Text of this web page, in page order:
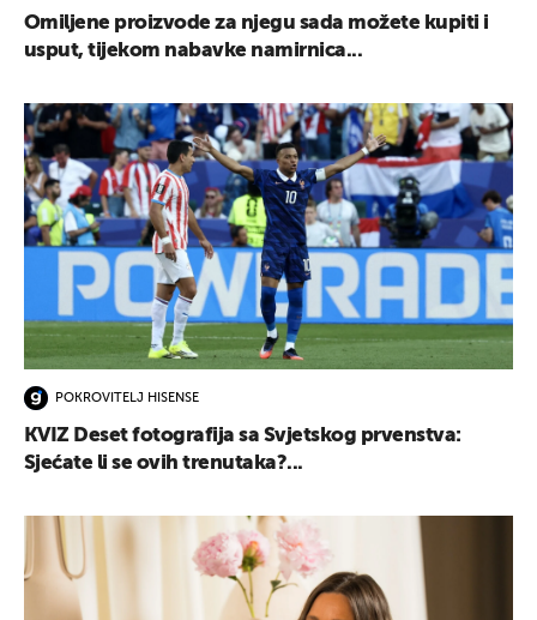
Omiljene proizvode za njegu sada možete kupiti i
usput, tijekom nabavke namirnica...
POKROVITELJ HISENSE
KVIZ Deset fotografija sa Svjetskog prvenstva:
Sjećate li se ovih trenutaka?...
UKLJUČITE NOTIFIKACIJE